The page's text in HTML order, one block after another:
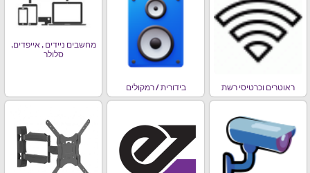
ראוטרים וכרטיסי רשת בידורית / רמקולים
מחשבים ניידים , אייפדים,
סלולר